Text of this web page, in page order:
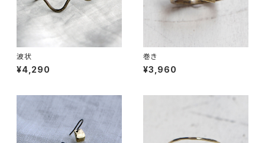
波状
¥4,290
巻き
¥3,960